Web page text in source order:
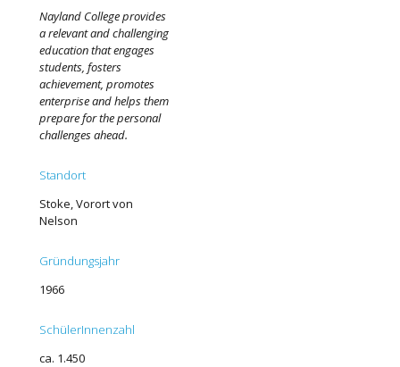
Nayland College provides
a relevant and challenging
education that engages
students, fosters
achievement, promotes
enterprise and helps them
prepare for the personal
challenges ahead.
Standort
Stoke, Vorort von
Nelson
Gründungsjahr
1966
SchülerInnenzahl
ca. 1.450